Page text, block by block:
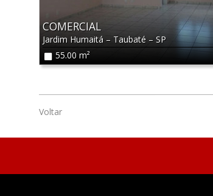
COMERCIAL
Jardim Humaitá – Taubaté – SP
55.00 m²
Voltar